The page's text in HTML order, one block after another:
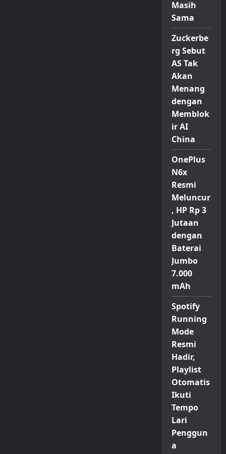
Masih
Sama
Zuckerbe
rg Sebut
AS Tak
Akan
Menang
dengan
Memblok
ir AI
China
OnePlus
N6x
Resmi
Meluncur
, HP Rp 3
Jutaan
dengan
Baterai
Jumbo
7.000
mAh
Spotify
Running
Mode
Resmi
Hadir,
Playlist
Otomatis
Ikuti
Tempo
Lari
Penggun
a